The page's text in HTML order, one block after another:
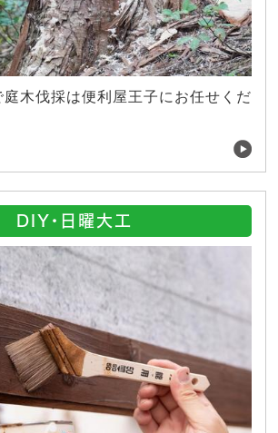
庭木伐採は便利屋王子にお任せくだ
DIY・日曜大工